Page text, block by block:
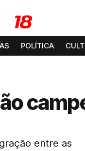
POLÍTICA
entre as